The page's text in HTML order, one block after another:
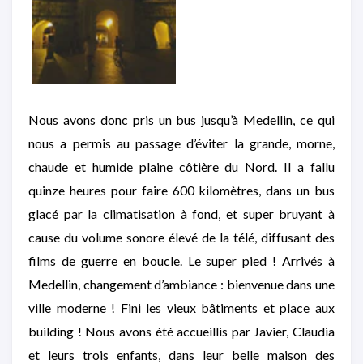
Nous avons donc pris un bus jusqu’à Medellin, ce qui
nous a permis au passage d’éviter la grande, morne,
chaude et humide plaine côtière du Nord. Il a fallu
quinze heures pour faire 600 kilomètres, dans un bus
glacé par la climatisation à fond, et super bruyant à
cause du volume sonore élevé de la télé, diffusant des
films de guerre en boucle. Le super pied ! Arrivés à
Medellin, changement d’ambiance : bienvenue dans une
ville moderne ! Fini les vieux bâtiments et place aux
building ! Nous avons été accueillis par Javier, Claudia
et leurs trois enfants, dans leur belle maison des